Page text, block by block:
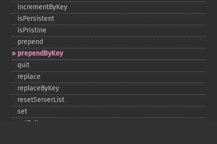
incrementByKey
isPersistent
isPristine
prepend
prependByKey
quit
replace
replaceByKey
resetServerList
set
setByKey